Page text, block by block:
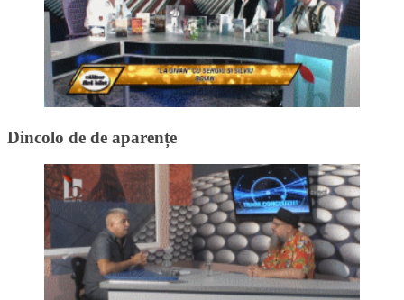
Dincolo de de aparențe